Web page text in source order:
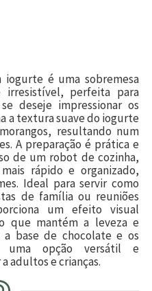
é uma sobremesa
irresistível, perfeita para
deseje impressionar os
a textura suave do iogurte
resultando num
A preparação é prática e
de um robot de cozinha,
rápido e organizado,
Ideal para servir como
de família ou reuniões
um efeito visual
que mantém a leveza e
base de chocolate e os
uma opção versátil e
adultos e crianças.